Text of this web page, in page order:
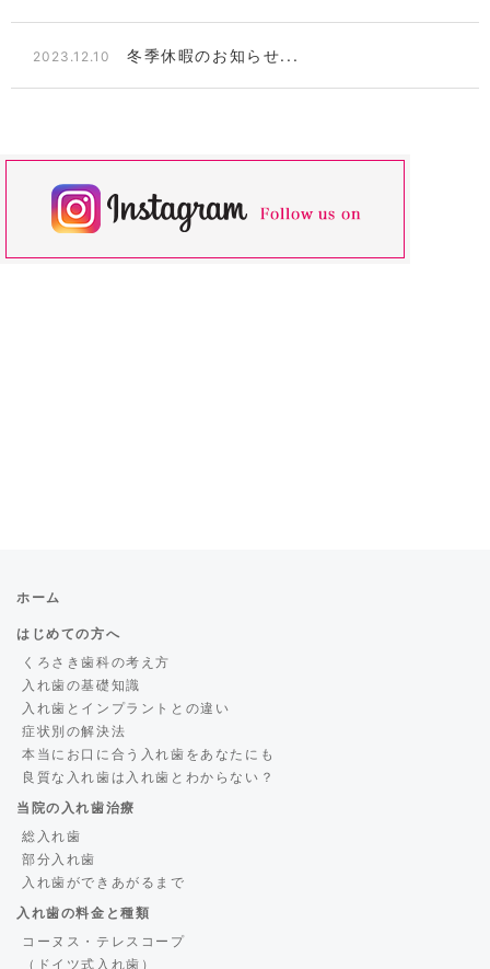
2023.12.10 冬季休暇のお知らせ...
ホーム
はじめての方へ
くろさき歯科の考え方
入れ歯の基礎知識
入れ歯とインプラントとの違い
症状別の解決法
本当にお口に合う入れ歯をあなたにも
良質な入れ歯は入れ歯とわからない？
当院の入れ歯治療
総入れ歯
部分入れ歯
入れ歯ができあがるまで
入れ歯の料金と種類
コーヌス・テレスコープ
（ドイツ式入れ歯）